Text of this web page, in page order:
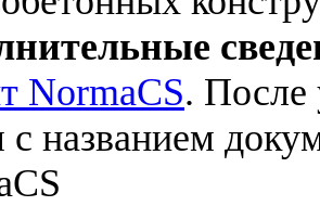
NormaCS. После
с названием